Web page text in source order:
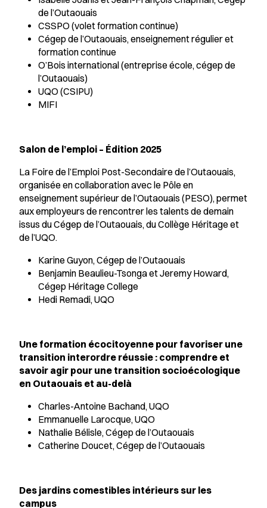
de l’Outaouais
CSSPO (volet formation continue)
Cégep de l’Outaouais, enseignement régulier et
formation continue
O’Bois international (entreprise école, cégep de
l’Outaouais)
UQO (CSIPU)
MIFI
Salon de l’emploi – Édition 2025
La Foire de l’Emploi Post-Secondaire de l’Outaouais,
organisée en collaboration avec le Pôle en
enseignement supérieur de l’Outaouais (PESO), permet
aux employeurs de rencontrer les talents de demain
issus du Cégep de l’Outaouais, du Collège Héritage et
de l’UQO.
Karine Guyon, Cégep de l’Outaouais
Benjamin Beaulieu-Tsonga et Jeremy Howard,
Cégep Héritage College
Hedi Remadi, UQO
Une formation écocitoyenne pour favoriser une
transition interordre réussie : comprendre et
savoir agir pour une transition socioécologique
en Outaouais et au-delà
Charles-Antoine Bachand, UQO
Emmanuelle Larocque, UQO
Nathalie Bélisle, Cégep de l’Outaouais
Catherine Doucet, Cégep de l’Outaouais
Des jardins comestibles intérieurs sur les
campus